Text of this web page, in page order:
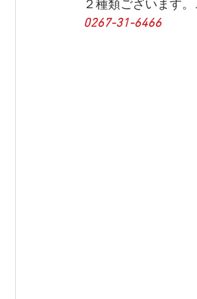
２種類ございます
0267-31-6466